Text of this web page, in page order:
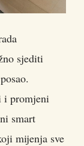
sjediti
i promjeni
smart
mijenja sve